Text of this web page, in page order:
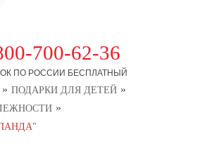
700-62-36
ПО РОССИИ БЕСПЛАТНЫЙ
» ПОДАРКИ ДЛЯ ДЕТЕЙ »
»